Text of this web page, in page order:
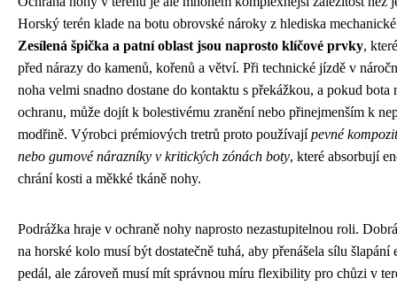
Horský terén klade na botu obrovské nároky z hlediska
Zesílená špička a patní oblast jsou naprosto klíčové prvky,
před nárazy do kamenů, kořenů a větví. Při technické jízdě v
noha velmi snadno dostane do kontaktu s překážkou, a pokud bota
ochranu, může dojít k bolestivému zranění nebo přinejmenším k
modřině. Výrobci prémiových tretrů proto používajípevné
nebo gumové nárazníky v kritických zónách boty, které absorbují
chrání kosti a měkké tkáně nohy.
Podrážka hraje v ochraně nohy naprosto nezastupitelnou roli.
na horské kolo musí být dostatečně tuhá, aby přenášela sílu šlapání
pedál, ale zároveň musí mít správnou míru flexibility pro chůzi v